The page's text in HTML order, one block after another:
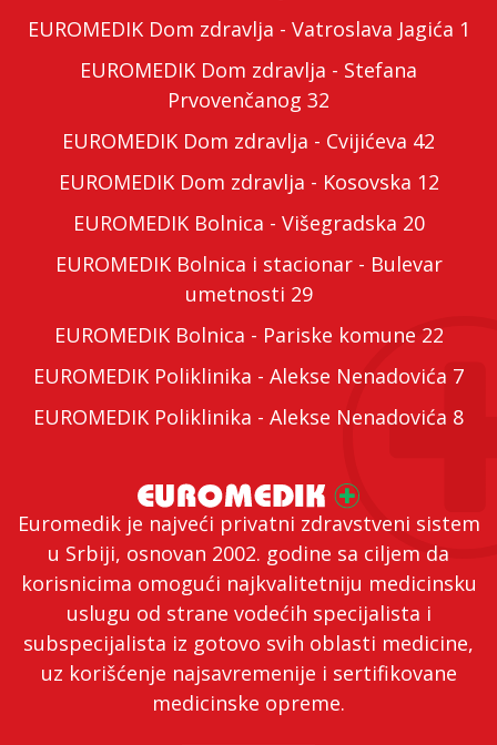
Euromedik je najveći privatni zdravstveni sistem
u Srbiji, osnovan 2002. godine sa ciljem da
korisnicima omogući najkvalitetniju medicinsku
uslugu od strane vodećih specijalista i
subspecijalista iz gotovo svih oblasti medicine,
uz korišćenje najsavremenije i sertifikovane
medicinske opreme.
EUROMEDIK Dom zdravlja - Vatroslava Jagića 1
EUROMEDIK Dom zdravlja - Stefana
Prvovenčanog 32
EUROMEDIK Dom zdravlja - Cvijićeva 42
EUROMEDIK Dom zdravlja - Kosovska 12
EUROMEDIK Bolnica - Višegradska 20
EUROMEDIK Bolnica i stacionar - Bulevar
umetnosti 29
EUROMEDIK Bolnica - Pariske komune 22
EUROMEDIK Poliklinika - Alekse Nenadovića 7
EUROMEDIK Poliklinika - Alekse Nenadovića 8